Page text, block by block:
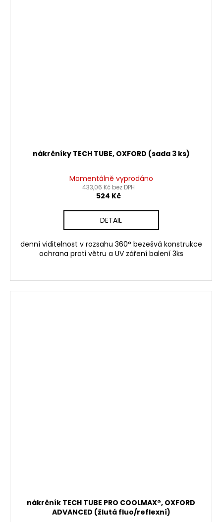
nákrčníky TECH TUBE, OXFORD (sada 3 ks)
Momentálně vyprodáno
433,06 Kč bez DPH
524 Kč
DETAIL
denní viditelnost v rozsahu 360° bezešvá konstrukce
ochrana proti větru a UV záření balení 3ks
nákrčník TECH TUBE PRO COOLMAX®, OXFORD
ADVANCED (žlutá fluo/reflexní)